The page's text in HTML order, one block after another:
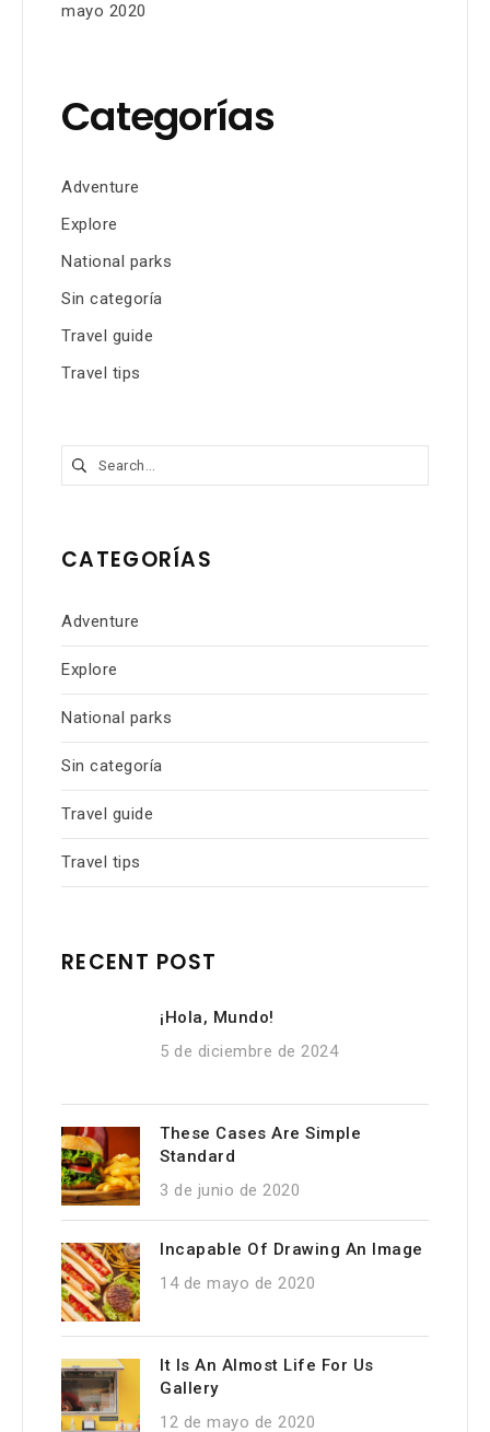
mayo 2020
Categorías
Adventure
Explore
National parks
Sin categoría
Travel guide
Travel tips
Buscar:
CATEGORÍAS
Adventure
Explore
National parks
Sin categoría
Travel guide
Travel tips
RECENT POST
¡Hola, Mundo!
5 de diciembre de 2024
These Cases Are Simple
Standard
3 de junio de 2020
Incapable Of Drawing An Image
14 de mayo de 2020
It Is An Almost Life For Us
Gallery
12 de mayo de 2020